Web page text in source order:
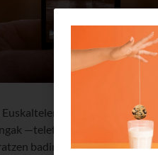
mugikorra
—telefonoz deitzeak edo
badira, kontsultatu